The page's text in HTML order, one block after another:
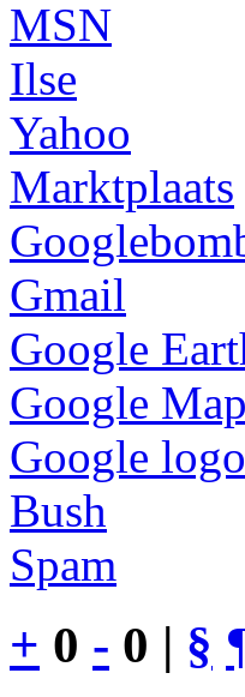
MSN
Ilse
Yahoo
Marktplaats
Gmail
Google
Google
Google
Bush
Spam
+ 0 - 0 | §